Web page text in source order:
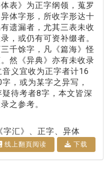
表》为正字纲领，蒐罗
体字形，所收字形达十
遗漏者，尤其三表未收
，或仍有可资补缀者。
千馀字，凡《篇海》怪
然《异典》亦有未收录
义宜收为正字者计16
，或为某字之异写，
待考者8字，本文皆深
之参考。
字汇》、正字、异体
线上翻⾴阅读 下载